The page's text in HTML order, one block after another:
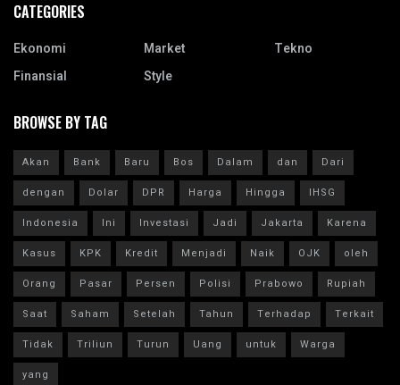
CATEGORIES
Ekonomi
Finansial
Market
Style
Tekno
BROWSE BY TAG
Akan Bank Baru Bos Dalam dan
Dari
dengan
Dolar DPR Harga Hingga
IHSG
Indonesia
Ini Investasi Jadi Jakarta
Karena
Kasus
KPK Kredit Menjadi Naik OJK
oleh
Orang
Pasar Persen Polisi Prabowo
Rupiah
Saat
Saham Setelah Tahun Terhadap
Terkait
Tidak
Triliun Turun Uang untuk
Warga
yang